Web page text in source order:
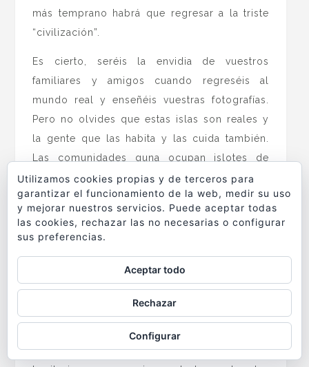
más temprano habrá que regresar a la triste
“civilización”.
Es cierto, seréis la envidia de vuestros
familiares y amigos cuando regreséis al
mundo real y enseñéis vuestras fotografías.
Pero no olvides que estas islas son reales y
la gente que las habita y las cuida también.
Las comunidades guna ocupan islotes de
pequeño tamaño que apenas se elevan un
metro de la superficie del mar con unas
condiciones de vida bastante al límite. Todos
se conocen, la vida es sencilla y está exenta
de lujos. Aquí no existen hoteles al uso, ni
resorts de pulserita, ni bungalows, ni
restaurantes de alta cocina…Las islas de San
lugar donde viven los Guna. Y son ellos los
que controlan quien entra y sale de su
Utilizamos cookies propias y de terceros para
garantizar el funcionamiento de la web, medir su uso
y mejorar nuestros servicios. Puede aceptar todas
las cookies, rechazar las no necesarias o configurar
sus preferencias.
Aceptar todo
Rechazar
Configurar